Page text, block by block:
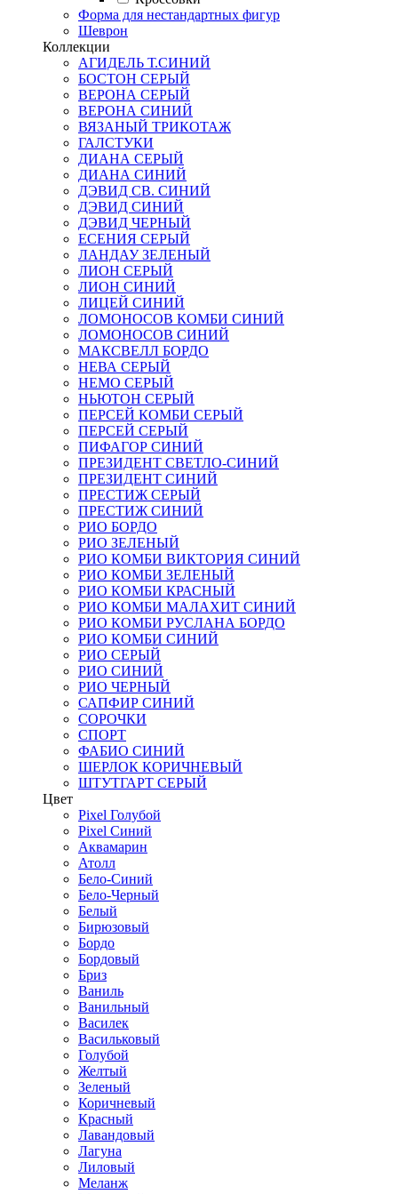
Форма для нестандартных фигур
Шеврон
Коллекции
АГИДЕЛЬ Т.СИНИЙ
БОСТОН СЕРЫЙ
ВЕРОНА СЕРЫЙ
ВЕРОНА СИНИЙ
ВЯЗАНЫЙ ТРИКОТАЖ
ГАЛСТУКИ
ДИАНА СЕРЫЙ
ДИАНА СИНИЙ
ДЭВИД СВ. СИНИЙ
ДЭВИД СИНИЙ
ДЭВИД ЧЕРНЫЙ
ЕСЕНИЯ СЕРЫЙ
ЛАНДАУ ЗЕЛЕНЫЙ
ЛИОН СЕРЫЙ
ЛИОН СИНИЙ
ЛИЦЕЙ СИНИЙ
ЛОМОНОСОВ КОМБИ СИНИЙ
ЛОМОНОСОВ СИНИЙ
МАКСВЕЛЛ БОРДО
НЕВА СЕРЫЙ
НЕМО СЕРЫЙ
НЬЮТОН СЕРЫЙ
ПЕРСЕЙ КОМБИ СЕРЫЙ
ПЕРСЕЙ СЕРЫЙ
ПИФАГОР СИНИЙ
ПРЕЗИДЕНТ СВЕТЛО-СИНИЙ
ПРЕЗИДЕНТ СИНИЙ
ПРЕСТИЖ СЕРЫЙ
ПРЕСТИЖ СИНИЙ
РИО БОРДО
РИО ЗЕЛЕНЫЙ
РИО КОМБИ ВИКТОРИЯ СИНИЙ
РИО КОМБИ ЗЕЛЕНЫЙ
РИО КОМБИ КРАСНЫЙ
РИО КОМБИ МАЛАХИТ СИНИЙ
РИО КОМБИ РУСЛАНА БОРДО
РИО КОМБИ СИНИЙ
РИО СЕРЫЙ
РИО СИНИЙ
РИО ЧЕРНЫЙ
САПФИР СИНИЙ
СОРОЧКИ
СПОРТ
ФАБИО СИНИЙ
ШЕРЛОК КОРИЧНЕВЫЙ
ШТУТГАРТ СЕРЫЙ
Цвет
Pixel Голубой
Pixel Синий
Аквамарин
Атолл
Бело-Синий
Бело-Черный
Белый
Бирюзовый
Бордо
Бордовый
Бриз
Ваниль
Ванильный
Василек
Васильковый
Голубой
Желтый
Зеленый
Коричневый
Красный
Лавандовый
Лагуна
Лиловый
Меланж